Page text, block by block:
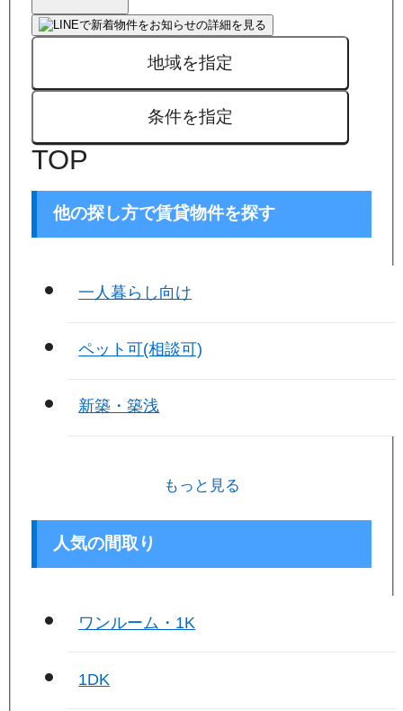
地域を指定
条件を指定
TOP
他の探し方で賃貸物件を探す
一人暮らし向け
ペット可(相談可)
新築・築浅
もっと見る
人気の間取り
ワンルーム・1K
1DK